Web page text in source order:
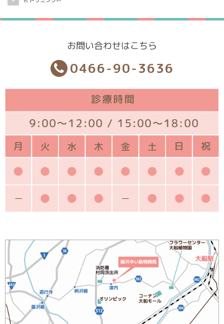
お問い合わせはこちら
0466-90-3636